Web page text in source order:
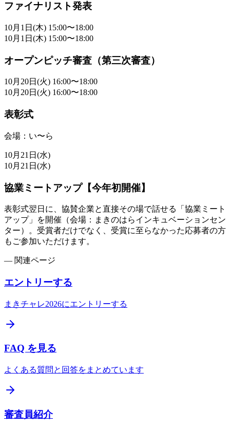
ファイナリスト発表
10月1日(木) 15:00〜18:00
10月1日(木) 15:00〜18:00
オープンピッチ審査（第三次審査）
10月20日(火) 16:00〜18:00
10月20日(火) 16:00〜18:00
表彰式
会場：い〜ら
10月21日(水)
10月21日(水)
協業ミートアップ【今年初開催】
表彰式翌日に、協賛企業と直接その場で話せる「協業ミート
アップ」を開催（会場：まきのはらインキュベーションセン
ター）。受賞者だけでなく、受賞に至らなかった応募者の方
もご参加いただけます。
— 関連ページ
エントリーする
まきチャレ2026にエントリーする
FAQ を見る
よくある質問と回答をまとめています
審査員紹介